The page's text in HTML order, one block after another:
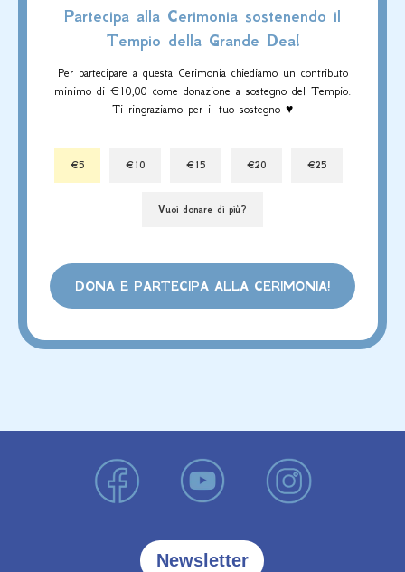
Partecipa alla Cerimonia sostenendo il
Tempio della Grande Dea!
Per partecipare a questa Cerimonia chiediamo un contributo
minimo di €10,00 come donazione a sostegno del Tempio.
Ti ringraziamo per il tuo sostegno ♥️
€5 €10 €15 €20 €25
Vuoi donare di più?
DONA E PARTECIPA ALLA CERIMONIA!
Newsletter